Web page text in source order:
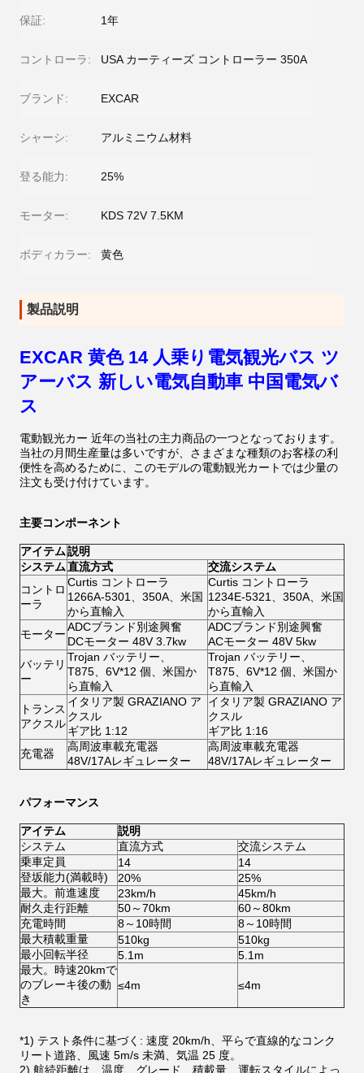
保証: 1年
コントローラ: USA カーティーズ コントローラー 350A
ブランド: EXCAR
シャーシ: アルミニウム材料
登る能力: 25%
モーター: KDS 72V 7.5KM
ボディカラー: 黄色
製品説明
EXCAR 黄色 14 人乗り電気観光バス ツ
アーバス 新しい電気自動車 中国電気バ
ス
電動観光カー 近年の当社の主力商品の一つとなっております。
当社の月間生産量は多いですが、さまざまな種類のお客様の利
便性を高めるために、このモデルの電動観光カートでは少量の
注文も受け付けています。
主要コンポーネント
アイテム説明
システム直流方式
交流システム
コントロ
ーラ
Curtis コントローラ
1266A-5301、350A、米国
から直輸入
Curtis コントローラ
1234E-5321、350A、米国
から直輸入
モーター
ADCブランド別途興奮
DCモーター 48V 3.7kw
ADCブランド別途興奮
ACモーター 48V 5kw
バッテリ
ー
Trojan バッテリー、
T875、6V*12 個、米国か
ら直輸入
Trojan バッテリー、
T875、6V*12 個、米国か
ら直輸入
トランス
アクスル
イタリア製 GRAZIANO ア
クスル
ギア比 1:12
イタリア製 GRAZIANO ア
クスル
ギア比 1:16
充電器
高周波車載充電器
48V/17Aレギュレーター
高周波車載充電器
48V/17Aレギュレーター
パフォーマンス
アイテム
説明
システム
直流方式
交流システム
乗車定員
14
14
登坂能力(満載時)
20%
25%
最大。前進速度
23km/h
45km/h
耐久走行距離
50～70km
60～80km
充電時間
8～10時間
8～10時間
最大積載重量
510kg
510kg
最小回転半径
5.1m
5.1m
最大。時速20kmで
のブレーキ後の動
き
≤4m ≤4m
*1) テスト条件に基づく: 速度 20km/h、平らで直線的なコンク
リート道路、風速 5m/s 未満、気温 25 度。
2) 航続距離は、温度、グレード、積載量、運転スタイルによっ